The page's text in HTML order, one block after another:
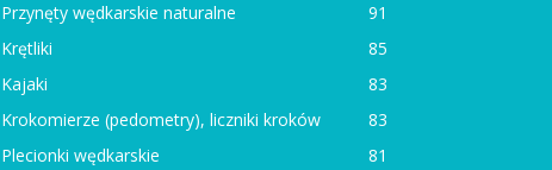
Przynęty wędkarskie naturalne
91
Krętliki
85
Kajaki
83
Krokomierze (pedometry), liczniki kroków
83
Plecionki wędkarskie
81